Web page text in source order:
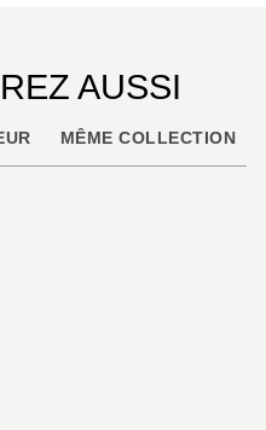
AUSSI
MÊME COLLECTION